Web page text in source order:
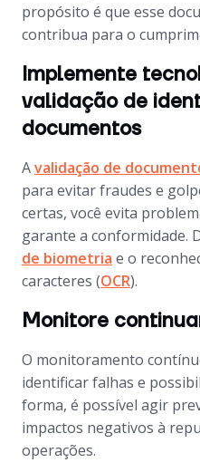
propósito é que esse
contribua para o
Implemente
validação de
documentos
Avalidação de
para evitar fraudes e
certas, você evita
garante a conformidade.
de biometria e o
caracteres (OCR).
Monitore
O monitoramento
identificar falhas e
forma, é possível agir
impactos negativos à
operações.